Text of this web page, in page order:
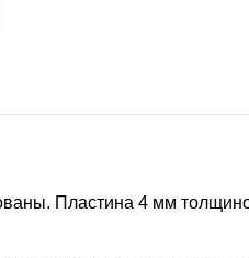
Пластина 4 мм